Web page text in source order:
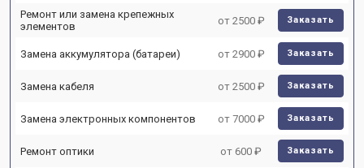
Ремонт или замена крепежных
элементов
от 2500 ₽ Заказать
Замена аккумулятора (батареи) от 2900 ₽ Заказать
Замена кабеля от 2500 ₽ Заказать
Замена электронных компонентов от 7000 ₽ Заказать
Ремонт оптики от 600 ₽ Заказать